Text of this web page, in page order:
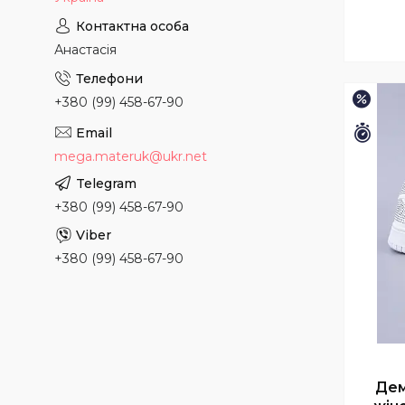
Анастасія
+380 (99) 458-67-90
mega.materuk@ukr.net
+380 (99) 458-67-90
+380 (99) 458-67-90